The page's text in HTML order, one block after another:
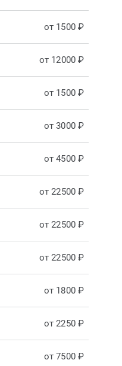
от 1500 ₽
от 12000 ₽
от 1500 ₽
от 3000 ₽
от 4500 ₽
от 22500 ₽
от 22500 ₽
от 22500 ₽
от 1800 ₽
от 2250 ₽
от 7500 ₽